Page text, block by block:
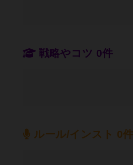
戦略やコツ 0件
ルール/インスト 0件